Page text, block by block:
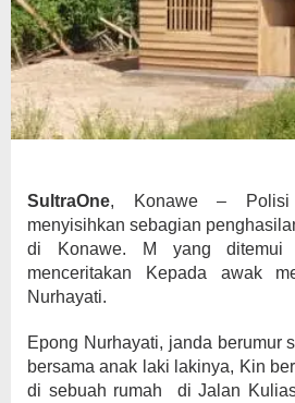
SultraOne, Konawe –
menyisihkan sebagian
di Konawe. M yang ditemui
menceritakan Kepada awak
Nurhayati.
Epong Nurhayati, janda berumur
bersama anak laki lakinya, Kin
di sebuah rumah di Jalan